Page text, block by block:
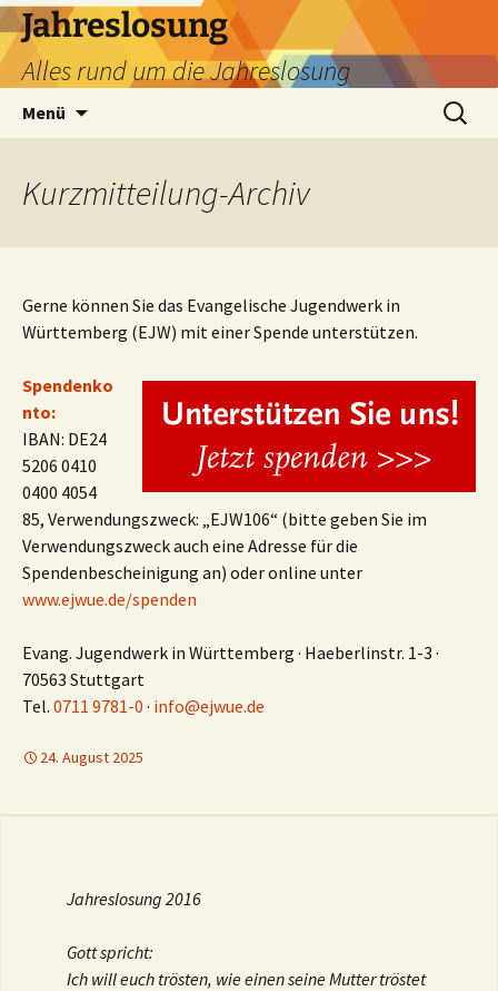
Zum
Inhalt
springen
Jahreslosung
Alles rund um die Jahreslosung
Menü
Suchen
nach:
Kurzmitteilung-Archiv
Gerne können Sie das Evangelische Jugendwerk in
Württemberg (EJW) mit einer Spende unterstützen.
Spendenko
nto:
IBAN: DE24
5206 0410
0400 4054
85, Verwendungszweck: „EJW106“ (bitte geben Sie im
Verwendungszweck auch eine Adresse für die
Spendenbescheinigung an) oder online unter
www.ejwue.de/spenden
Evang. Jugendwerk in Württemberg · Haeberlinstr. 1-3 ·
70563 Stuttgart
Tel. 0711 9781-0 · info@ejwue.de
24. August 2025
Jahreslosung 2016
Gott spricht:
Ich will euch trösten, wie einen seine Mutter tröstet